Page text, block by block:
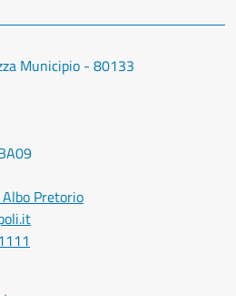
Municipio - 80133
Pretorio